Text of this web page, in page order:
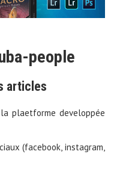
people
articles
plaetforme developpée
(facebook, instagram,